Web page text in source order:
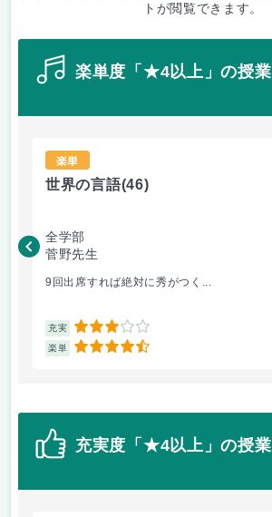
トが閲覧できます。
楽単度「★4以上」の授業
楽単
世界の言語(46)
全学部
菅野先生
9回出席すれば絶対に秀がつく...
充実 3
楽単 4.5
充実度「★4以上」の授業